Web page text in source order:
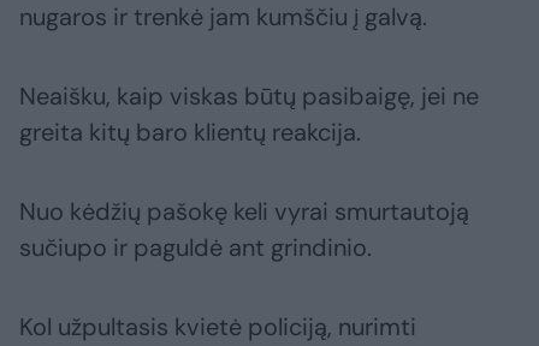
nugaros ir trenkė jam kumščiu į galvą.
Neaišku, kaip viskas būtų pasibaigę, jei ne
greita kitų baro klientų reakcija.
Nuo kėdžių pašokę keli vyrai smurtautoją
sučiupo ir paguldė ant grindinio.
Kol užpultasis kvietė policiją, nurimti